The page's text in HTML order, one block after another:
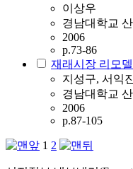
이상우
경남대학교
2006
p.73-86
재래시장 리모
지성구, 서익
경남대학교
2006
p.87-105
1 2